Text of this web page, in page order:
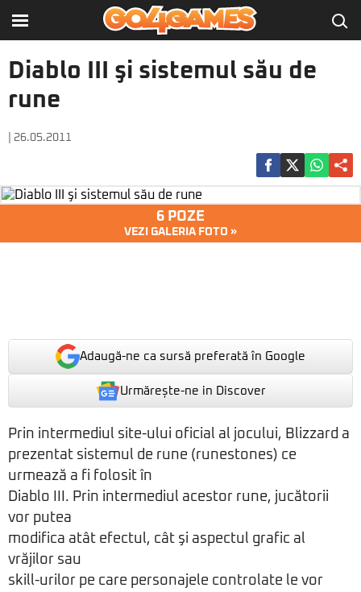
Diablo III şi sistemul său de
rune
| 26.05.2011
6 POZE
VEZI GALERIA FOTO »
Adaugă-ne ca sursă preferată în Google
Urmărește-ne in Discover
Prin intermediul site-ului oficial al jocului, Blizzard a
prezentat sistemul de rune (runestones) ce
urmează a fi folosit în
Diablo III. Prin intermediul acestor rune, jucătorii
vor putea
modifica atât efectul, cât şi aspectul grafic al
vrăjilor sau
skill-urilor pe care personajele controlate le vor